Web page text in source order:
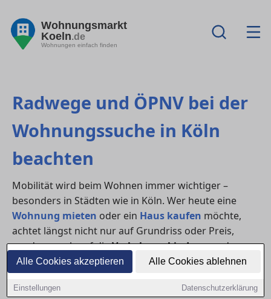
Alle Cookies akzeptieren Alle Cookies ablehnen
Einstellungen Datenschutzerklärung
Wohnungsmarkt
Koeln.de
Wohnungen einfach finden
Radwege und ÖPNV bei der
Wohnungssuche in Köln
beachten
Mobilität wird beim Wohnen immer wichtiger –
besonders in Städten wie in Köln. Wer heute eine
Wohnung mieten oder ein Haus kaufen möchte,
achtet längst nicht nur auf Grundriss oder Preis,
sondern auch auf dieVerkehrsanbindungund
nachhaltige Mobilitätsmöglichkeiten. Eine gute
Anbindung anRadwegeund
entscheidend erleichtern – und langfristig den Wert